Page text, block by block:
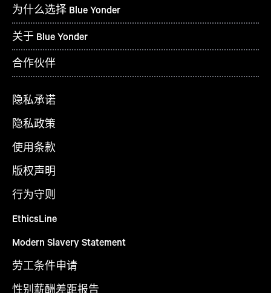
为什么选择 Blue Yonder
关于 Blue Yonder
合作伙伴
隐私承诺
隐私政策
使用条款
版权声明
行为守则
EthicsLine
Modern Slavery Statement
劳工条件申请
性别薪酬差距报告